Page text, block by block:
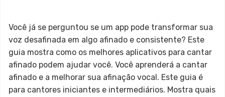
Você já se perguntou se um app pode transformar sua
voz desafinada em algo afinado e consistente? Este
guia mostra como os melhores aplicativos para cantar
afinado podem ajudar você. Você aprenderá a cantar
afinado e a melhorar sua afinação vocal. Este guia é
para cantores iniciantes e intermediários. Mostra quais